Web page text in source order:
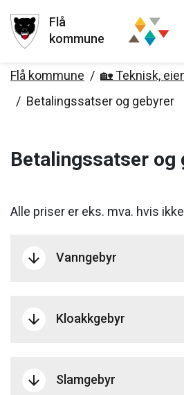
Hopp til
Flå
kommune
Flå kommune
🏡 Teknisk,
Betalingssatser og gebyrer
Betalingssatser og
Alle priser er eks. mva. hvis
arrow_downward Vanngebyr
arrow_downward Kloakkgebyr
arrow_downward Slamgebyr